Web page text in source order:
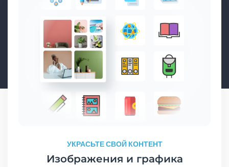
УКРАСЬТЕ СВОЙ КОНТЕНТ
Изображения и графика